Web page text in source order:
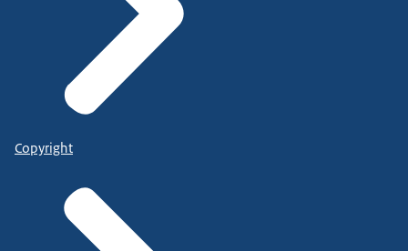
Copyright